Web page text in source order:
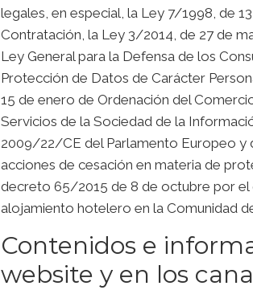
legales, en especial, la Ley 7/1998, de
Contratación, la Ley 3/2014, de 27 de
Ley General para la Defensa de los
Protección de Datos de Carácter
15 de enero de Ordenación del
Servicios de la Sociedad de la
2009/22/CE del Parlamento Europeo y
acciones de cesación en materia de
decreto 65/2015 de 8 de octubre por el
alojamiento hotelero en la Comunidad
Contenidos e
website y en los